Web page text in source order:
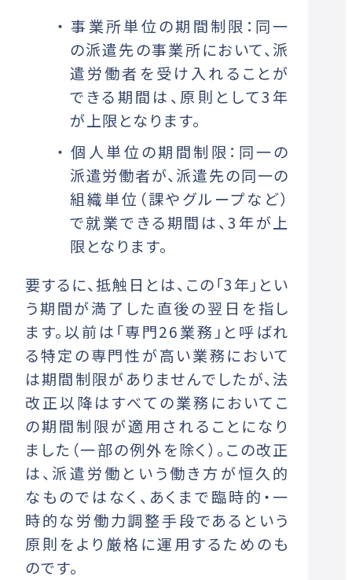
事業所単位の期間制限：同一
の派遣先の事業所において、派
遣労働者を受け入れることが
できる期間は、原則として3年
が上限となります。
個人単位の期間制限：同一の
派遣労働者が、派遣先の同一の
組織単位（課やグループなど）
で就業できる期間は、3年が上
限となります。
要するに、抵触日とは、この「3年」とい
う期間が満了した直後の翌日を指し
ます。以前は「専門26業務」と呼ばれ
る特定の専門性が高い業務において
は期間制限がありませんでしたが、法
改正以降はすべての業務においてこ
の期間制限が適用されることになり
ました（一部の例外を除く）。この改正
は、派遣労働という働き方が恒久的
なものではなく、あくまで臨時的・一
時的な労働力調整手段であるという
原則をより厳格に運用するためのも
のです。